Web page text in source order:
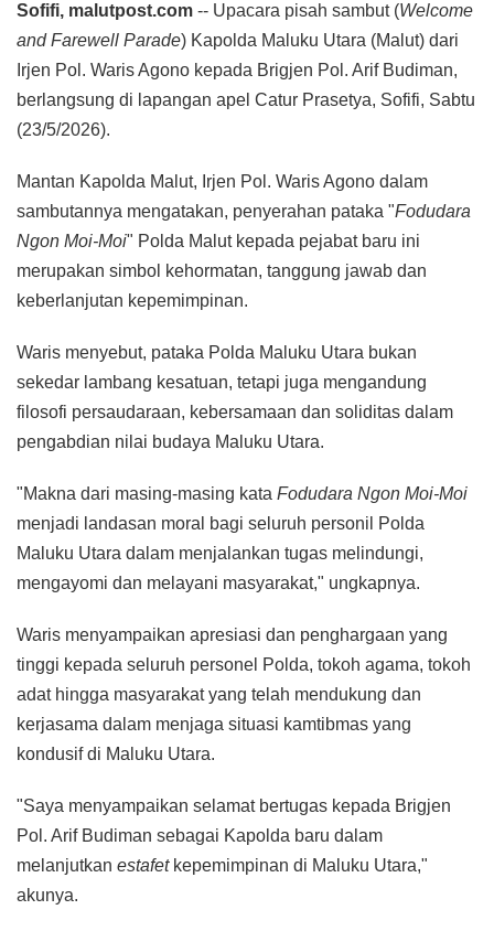
Sofifi, malutpost.com -- Upacara pisah sambut (Welcome
and Farewell Parade) Kapolda Maluku Utara (Malut) dari
Irjen Pol. Waris Agono kepada Brigjen Pol. Arif Budiman,
berlangsung di lapangan apel Catur Prasetya, Sofifi, Sabtu
(23/5/2026).
Mantan Kapolda Malut, Irjen Pol. Waris Agono dalam
sambutannya mengatakan, penyerahan pataka "Fodudara
Ngon Moi-Moi" Polda Malut kepada pejabat baru ini
merupakan simbol kehormatan, tanggung jawab dan
keberlanjutan kepemimpinan.
Waris menyebut, pataka Polda Maluku Utara bukan
sekedar lambang kesatuan, tetapi juga mengandung
filosofi persaudaraan, kebersamaan dan soliditas dalam
pengabdian nilai budaya Maluku Utara.
"Makna dari masing-masing kata Fodudara Ngon Moi-Moi
menjadi landasan moral bagi seluruh personil Polda
Maluku Utara dalam menjalankan tugas melindungi,
mengayomi dan melayani masyarakat," ungkapnya.
Waris menyampaikan apresiasi dan penghargaan yang
tinggi kepada seluruh personel Polda, tokoh agama, tokoh
adat hingga masyarakat yang telah mendukung dan
kerjasama dalam menjaga situasi kamtibmas yang
kondusif di Maluku Utara.
"Saya menyampaikan selamat bertugas kepada Brigjen
Pol. Arif Budiman sebagai Kapolda baru dalam
melanjutkan estafetkepemimpinan di Maluku Utara,"
akunya.